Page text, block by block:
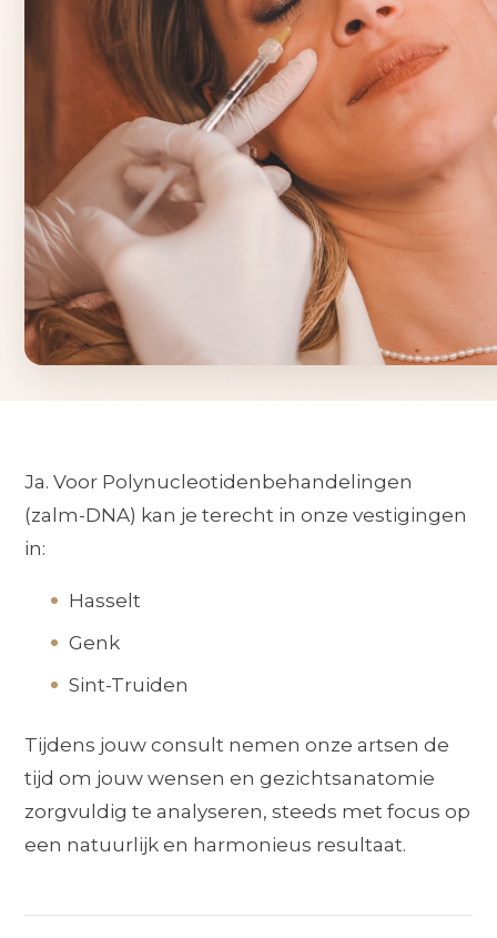
Ja. Voor Polynucleotidenbehandelingen
(zalm-DNA) kan je terecht in onze vestigingen
in:
Hasselt
Genk
Sint-Truiden
Tijdens jouw consult nemen onze artsen de
tijd om jouw wensen en gezichtsanatomie
zorgvuldig te analyseren, steeds met focus op
een natuurlijk en harmonieus resultaat.